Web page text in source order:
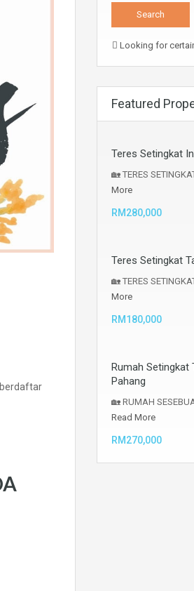
Looking for
Featured
Teres Setingkat
🏡 TERES
More
RM280,000
Teres Setingkat
🏡 TERES
More
RM180,000
Rumah Setingkat
Pahang
🏡 RUMAH
Read More
RM270,000